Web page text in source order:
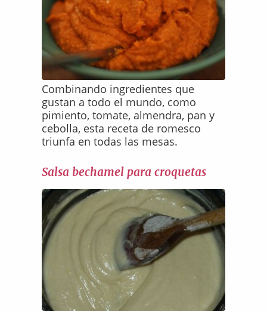
Combinando ingredientes que
gustan a todo el mundo, como
pimiento, tomate, almendra, pan y
cebolla, esta receta de romesco
triunfa en todas las mesas.
Salsa bechamel para croquetas